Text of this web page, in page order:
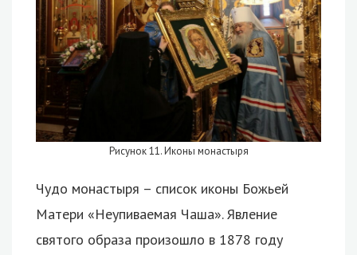
Рисунок 11. Иконы монастыря
Чудо монастыря – список иконы Божьей
Матери «Неупиваемая Чаша». Явление
святого образа произошло в 1878 году